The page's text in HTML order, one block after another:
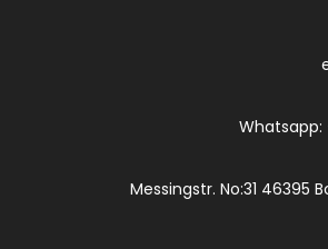
Whatsapp:
Messingstr. No:31 46395